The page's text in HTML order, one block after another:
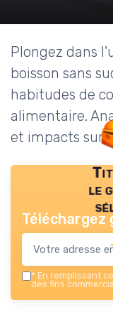
Plongez dans
boisson sans
habitudes de
alimentaire.
et impacts sur
le
* En remplissant
des fins